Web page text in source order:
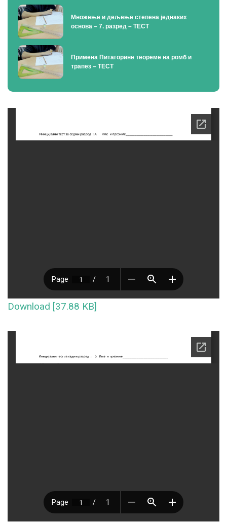
Множење и дељење степена једнаких
основа – 7. разред – ТЕСТ
Примена Питагорине теореме на ромб и
трапез – ТЕСТ
Download [37.88 KB]